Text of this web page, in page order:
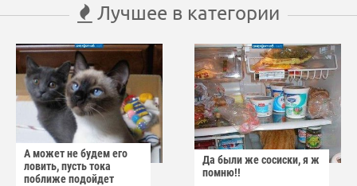
Лучшее в категории
А может не будем его
ловить, пусть тока
поближе подойдет
Да были же сосиски, я ж
помню!!